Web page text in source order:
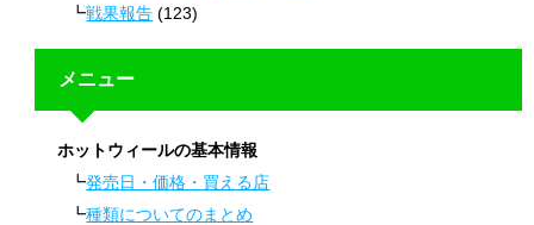
戦果報告 (123)
メニュー
ホットウィールの基本情報
発売日・価格・買える店
種類についてのまとめ